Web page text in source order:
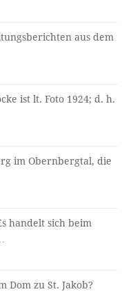
aus dem
ist lt. Foto 1924; d. h.
im Obernbergtal, die
handelt sich beim
Dom zu St. Jakob?